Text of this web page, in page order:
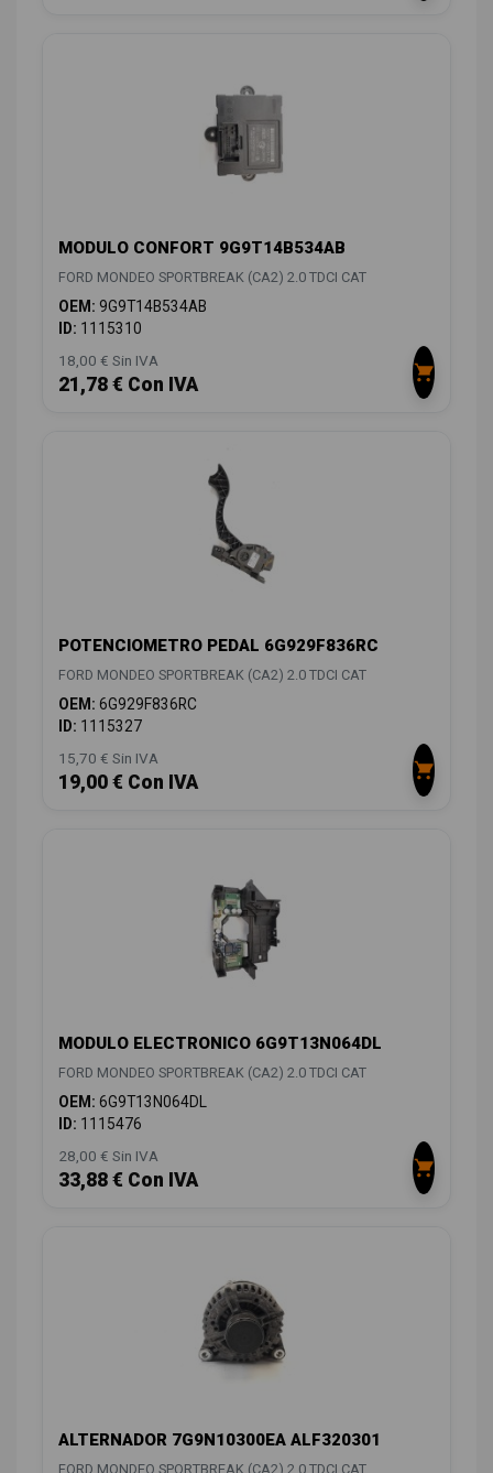
MODULO CONFORT 9G9T14B534AB
FORD MONDEO SPORTBREAK (CA2) 2.0 TDCI CAT
OEM: 9G9T14B534AB
ID: 1115310
18,00 € Sin IVA
21,78 € Con IVA
POTENCIOMETRO PEDAL 6G929F836RC
FORD MONDEO SPORTBREAK (CA2) 2.0 TDCI CAT
OEM: 6G929F836RC
ID: 1115327
15,70 € Sin IVA
19,00 € Con IVA
MODULO ELECTRONICO 6G9T13N064DL
FORD MONDEO SPORTBREAK (CA2) 2.0 TDCI CAT
OEM: 6G9T13N064DL
ID: 1115476
28,00 € Sin IVA
33,88 € Con IVA
ALTERNADOR 7G9N10300EA ALF320301
FORD MONDEO SPORTBREAK (CA2) 2.0 TDCI CAT